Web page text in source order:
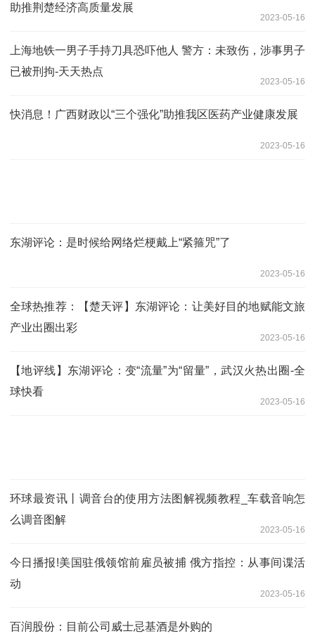
助推荆楚经济高质量发展
2023-05-16
上海地铁一男子手持刀具恐吓他人 警方：未致伤，涉事男子
已被刑拘-天天热点
2023-05-16
快消息！广西财政以“三个强化”助推我区医药产业健康发展
2023-05-16
东湖评论：是时候给网络烂梗戴上“紧箍咒”了
2023-05-16
全球热推荐：【楚天评】东湖评论：让美好目的地赋能文旅
产业出圈出彩
2023-05-16
【地评线】东湖评论：变“流量”为“留量”，武汉火热出圈-全
球快看
2023-05-16
环球最资讯丨调音台的使用方法图解视频教程_车载音响怎
么调音图解
2023-05-16
今日播报!美国驻俄领馆前雇员被捕 俄方指控：从事间谍活
动
2023-05-16
百润股份：目前公司威士忌基酒是外购的